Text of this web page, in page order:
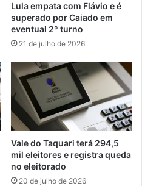
Lula empata com Flávio e é
superado por Caiado em
eventual 2º turno
21 de julho de 2026
Vale do Taquari terá 294,5
mil eleitores e registra queda
no eleitorado
20 de julho de 2026